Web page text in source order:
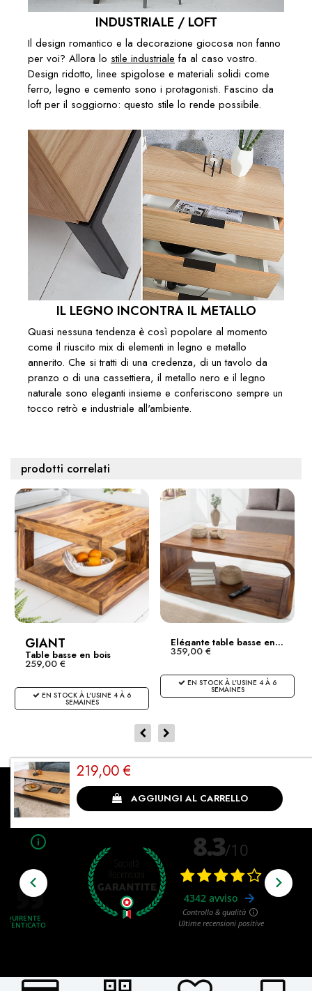
INDUSTRIALE / LOFT
Il design romantico e la decorazione giocosa non fanno
per voi? Allora lo stile industriale fa al caso vostro.
Design ridotto, linee spigolose e materiali solidi come
ferro, legno e cemento sono i protagonisti. Fascino da
loft per il soggiorno: questo stile lo rende possibile.
IL LEGNO INCONTRA IL METALLO
Quasi nessuna tendenza è così popolare al momento
come il riuscito mix di elementi in legno e metallo
annerito. Che si tratti di una credenza, di un tavolo da
pranzo o di una cassettiera, il metallo nero e il legno
naturale sono eleganti insieme e conferiscono sempre un
tocco retrò e industriale all'ambiente.
prodotti correlati
GIANT
Table basse en bois
noble...
259,00 €
EN STOCK À L'USINE 4 À 6
SEMAINES
Elégante table basse en...
359,00 €
EN STOCK À L'USINE 4 À 6
SEMAINES
219,00 €
AGGIUNGI AL CARRELLO
Cliente soddisfatto